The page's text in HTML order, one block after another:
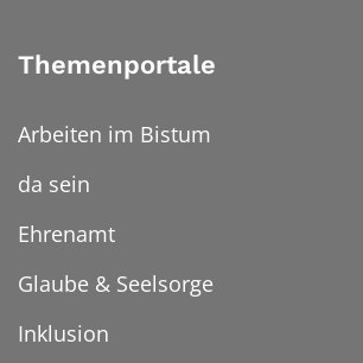
Themenportale
Arbeiten im Bistum
da sein
Ehrenamt
Glaube & Seelsorge
Inklusion